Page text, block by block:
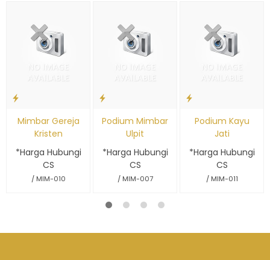
Mimbar Gereja
Kristen
*Harga Hubungi
CS
/ MIM-010
Podium Mimbar
Ulpit
*Harga Hubungi
CS
/ MIM-007
Podium Kayu
Jati
*Harga Hubungi
CS
/ MIM-011